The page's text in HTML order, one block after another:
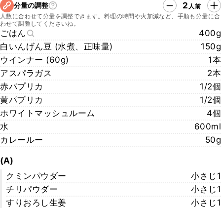
分量の調整 2 人前
人数に合わせて分量を調整できます。料理の時間や火加減など、手順も分量に合
わせて調整してくださいね。
ごはん
400g
白いんげん豆 (水煮、正味量)
150g
ウインナー (60g)
1本
アスパラガス
2本
赤パプリカ
1/2個
黄パプリカ
1/2個
ホワイトマッシュルーム
4個
水
600ml
カレールー
50g
(A)
クミンパウダー
小さじ1
チリパウダー
小さじ1
すりおろし生姜
小さじ1